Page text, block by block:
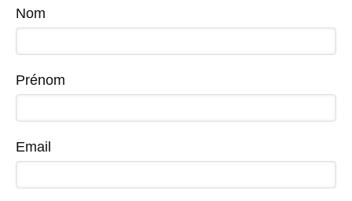
Nom
Prénom
Email